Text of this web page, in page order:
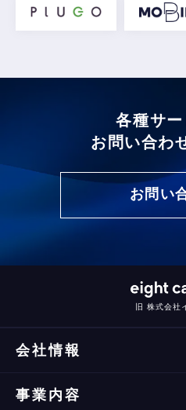
各種サ
お問い合わ
お問い
旧 株式会社
会社情報
事業内容